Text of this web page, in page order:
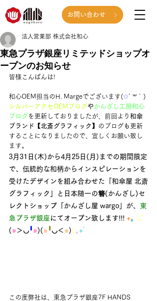
お問い合わせ
東急プラザ銀座リミテッドショップオ
ープンのお知らせ
法人営業部 株式会社和心
皆様こんばんは!
和心OEM担当のH. Margeでございます(✿´ ꒳ ` )
シルバーアクセOEMブログやかんざし工房和心
ブログを更新しておりましたが、前回より 和傘
ブランド【北斎グラフィック】 のブログも 更新
することになりましたので、宜しくお願い致し
ます。
3月31日(木)から4月25日(月)までの期間限定
で、伝統的な和柄からインスピレーションを
受けたデザインを組み合わせた「和傘屋 北斎
グラフィック」と日本随一の簪(かんざし)セ
レクトショップ「かんざし屋 wargo」が、 東
急プラザ銀座 にてオープン致します!!! +。 :.ﾟ
( ๑ ＞◡ ╹ ๑)( ๑ ╹◡＜ ๑):.｡ +ﾟ
この度弊社は、東急プラザ銀座7F HANDS